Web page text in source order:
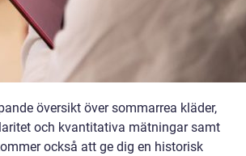
översikt över sommarrea kläder,
och kvantitativa mätningar samt
också att ge dig en historisk